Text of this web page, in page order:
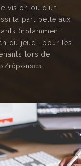
vision ou d’un
la part belle aux
(notamment
du jeudi, pour les
lors de
réponses.